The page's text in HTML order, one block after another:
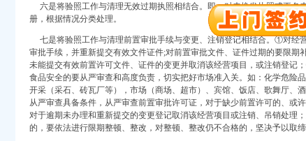
)
增资）
六是将验照工作与清理无效过期执照相结合。即：对未换发执照或更名
册，根据情况分类处理。
七是将验照工作与清理前置审批手续与变更、注销登记相结合。①对经
审批手续，并重新提交有效文件证件;对前置审批文件、证件过期的要限期
未能提交有效前置许可文件、证件的变更并取消该经营项目，或注销登记
食品安全的要从严审查和高度负责，切实把好市场准入关。如：化学危险
开采（采石、砖瓦厂等），市场（商场、超市）、宾馆、饭店、歌舞厅、
从严审查具备条件，从严审查前置审批许可证，对于缺少前置许可的、或
对于逾期未办理和重新提交的变更登记取消该经营项目或注销、吊销处理
的，要依法进行限期整顿、整改，对整顿、整改仍不合格的，坚决予以取缔